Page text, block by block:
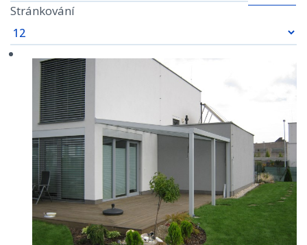
Stránkování